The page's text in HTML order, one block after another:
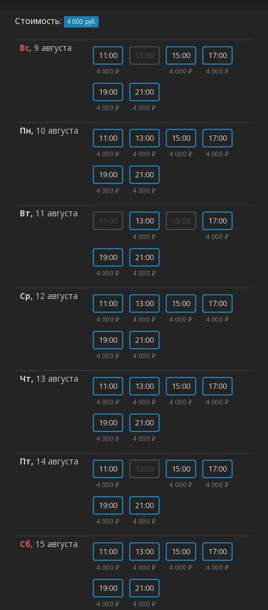
Стоимость: 4 000 руб.
Вс, 9 августа
11:00
4 000 ₽
13:00 15:00
4 000 ₽
17:00
4 000 ₽
19:00
4 000 ₽
21:00
4 000 ₽
Пн, 10 августа
11:00
4 000 ₽
13:00
4 000 ₽
15:00
4 000 ₽
17:00
4 000 ₽
19:00
4 000 ₽
21:00
4 000 ₽
Вт, 11 августа
11:00 13:00
4 000 ₽
15:00 17:00
4 000 ₽
19:00
4 000 ₽
21:00
4 000 ₽
Ср, 12 августа
11:00
4 000 ₽
13:00
4 000 ₽
15:00
4 000 ₽
17:00
4 000 ₽
19:00
4 000 ₽
21:00
4 000 ₽
Чт, 13 августа
11:00
4 000 ₽
13:00
4 000 ₽
15:00
4 000 ₽
17:00
4 000 ₽
19:00
4 000 ₽
21:00
4 000 ₽
Пт, 14 августа
11:00
4 000 ₽
13:00 15:00
4 000 ₽
17:00
4 000 ₽
19:00
4 000 ₽
21:00
4 000 ₽
Сб, 15 августа
11:00
4 000 ₽
13:00
4 000 ₽
15:00
4 000 ₽
17:00
4 000 ₽
19:00
4 000 ₽
21:00
4 000 ₽